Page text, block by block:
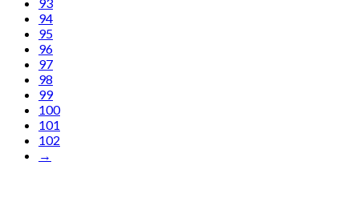
94
95
96
97
98
99
100
101
102
→